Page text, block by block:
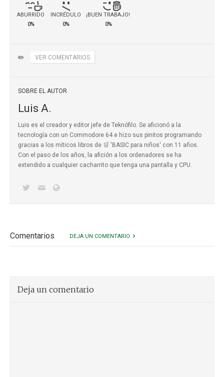
ABURRIDO
0%
INCRÉDULO
0%
¡BUEN TRABAJO!
0%
✏️ VER COMENTARIOS
SOBRE EL AUTOR
Luis A.
Luis es el creador y editor jefe de Teknófilo. Se aficionó a la
tecnología con un Commodore 64 e hizo sus pinitos programando
gracias a los míticos libros de 🛒 'BASIC para niños' con 11 años.
Con el paso de los años, la afición a los ordenadores se ha
extendido a cualquier cacharrito que tenga una pantalla y CPU.
Comentarios DEJA UN COMENTARIO
Deja un comentario